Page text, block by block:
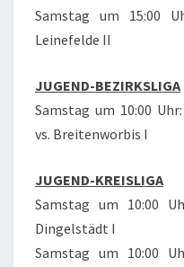
Samstag um 15:00
Leinefelde II
JUGEND-BEZIRKSLIGA
Samstag um 10:00
vs. Breitenworbis I
JUGEND-KREISLIGA
Samstag um 10:00
Dingelstädt I
Samstag um 10:00